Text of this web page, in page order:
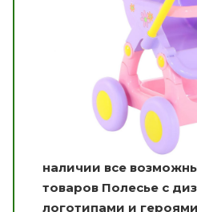
наличии все
товаров Полесье с
логотипами и